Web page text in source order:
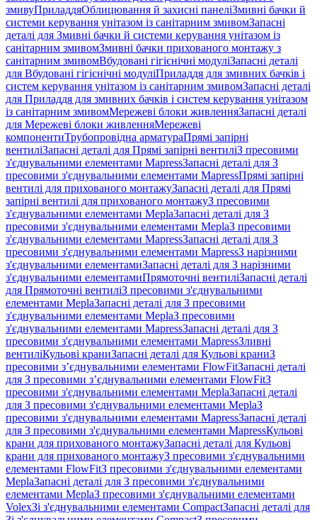
змивуПриладдяОблицювання й захисні панеліЗмивні бачки й
системи керування унітазом із санітарним змивомЗапасні
деталі для Змивні бачки й системи керування унітазом із
санітарним змивомЗмивні бачки прихованого монтажу з
санітарним змивомВбудовані гігієнічні модуліЗапасні деталі
для Вбудовані гігієнічні модуліПриладдя для змивних бачків і
систем керування унітазом із санітарним змивомЗапасні деталі
для Приладдя для змивних бачків і систем керування унітазом
із санітарним змивомМережеві блоки живленняЗапасні деталі
для Мережеві блоки живленняМережеві
компонентиТрубопровідна арматураПрямі запірні
вентиліЗапасні деталі для Прямі запірні вентиліЗ пресовими
з'єднувальними елементами MapressЗапасні деталі для З
пресовими з'єднувальними елементами MapressПрямі запірні
вентилі для прихованого монтажуЗапасні деталі для Прямі
запірні вентилі для прихованого монтажуЗ пресовими
з'єднувальними елементами MeplaЗапасні деталі для З
пресовими з'єднувальними елементами MeplaЗ пресовими
з'єднувальними елементами MapressЗапасні деталі для З
пресовими з'єднувальними елементами MapressЗ нарізними
з'єднувальними елементамиЗапасні деталі для З нарізними
з'єднувальними елементамиПрямоточні вентиліЗапасні деталі
для Прямоточні вентиліЗ пресовими з'єднувальними
елементами MeplaЗапасні деталі для З пресовими
з'єднувальними елементами MeplaЗ пресовими
з'єднувальними елементами MapressЗапасні деталі для З
пресовими з'єднувальними елементами MapressЗливні
вентиліКульові краниЗапасні деталі для Кульові краниЗ
пресовими з’єднувальними елементами FlowFitЗапасні деталі
для З пресовими з’єднувальними елементами FlowFitЗ
пресовими з'єднувальними елементами MeplaЗапасні деталі
для З пресовими з'єднувальними елементами MeplaЗ
пресовими з'єднувальними елементами MapressЗапасні деталі
для З пресовими з'єднувальними елементами MapressКульові
крани для прихованого монтажуЗапасні деталі для Кульові
крани для прихованого монтажуЗ пресовими з'єднувальними
елементами FlowFitЗ пресовими з'єднувальними елементами
MeplaЗапасні деталі для З пресовими з'єднувальними
елементами MeplaЗ пресовими з'єднувальними елементами
VolexЗі з'єднувальними елементами CompactЗапасні деталі для